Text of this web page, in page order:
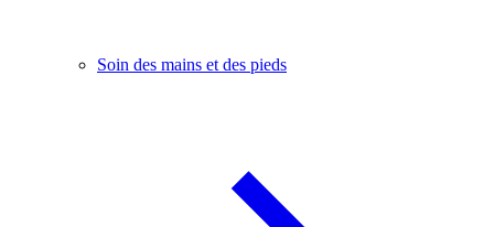
Soin des mains et des pieds